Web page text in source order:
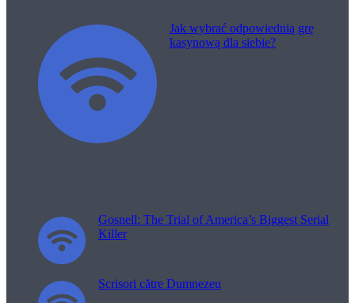
Jak wybrać odpowiednią grę
kasynową dla siebie?
Gosnell: The Trial of America’s Biggest Serial
Killer
Scrisori către Dumnezeu